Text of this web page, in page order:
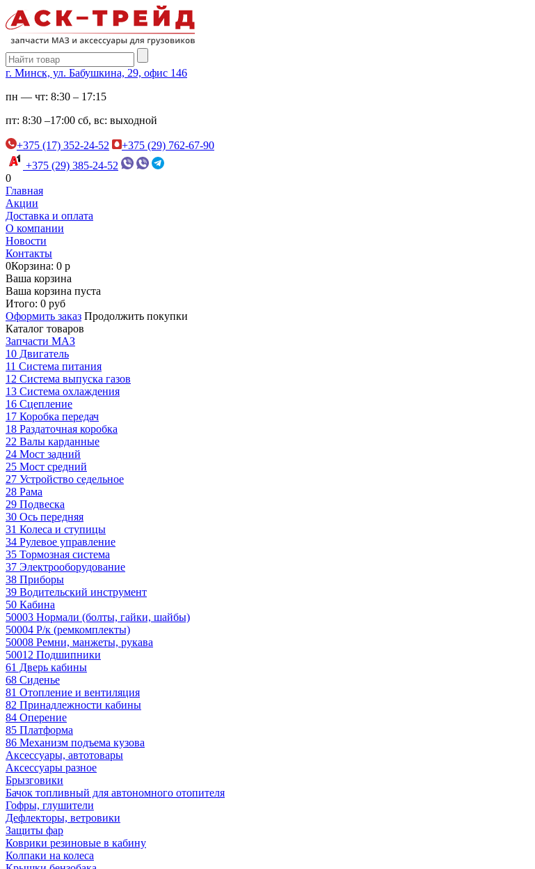
г. Минск, ул. Бабушкина, 29, офис 146
пн — чт: 8:30 – 17:15
пт: 8:30 –17:00 сб, вс: выходной
+375 (17) 352-24-52
+375 (29) 762-67-90
+375 (29) 385-24-52
0
Главная
Акции
Доставка и оплата
О компании
Новости
Контакты
0Корзина: 0 р
Ваша корзина
Ваша корзина пуста
Итого: 0 руб
Оформить заказ Продолжить покупки
Каталог товаров
Запчасти МАЗ
10 Двигатель
11 Система питания
12 Система выпуска газов
13 Система охлаждения
16 Сцепление
17 Коробка передач
18 Раздаточная коробка
22 Валы карданные
24 Мост задний
25 Мост средний
27 Устройство седельное
28 Рама
29 Подвеска
30 Ось передняя
31 Колеса и ступицы
34 Рулевое управление
35 Тормозная система
37 Электрооборудование
38 Приборы
39 Водительский инструмент
50 Кабина
50003 Нормали (болты, гайки, шайбы)
50004 Р/к (ремкомплекты)
50008 Ремни, манжеты, рукава
50012 Подшипники
61 Дверь кабины
68 Сиденье
81 Отопление и вентиляция
82 Принадлежности кабины
84 Оперение
85 Платформа
86 Механизм подъема кузова
Аксессуары, автотовары
Аксессуары разное
Брызговики
Бачок топливный для автономного отопителя
Гофры, глушители
Дефлекторы, ветровики
Защиты фар
Коврики резиновые в кабину
Колпаки на колеса